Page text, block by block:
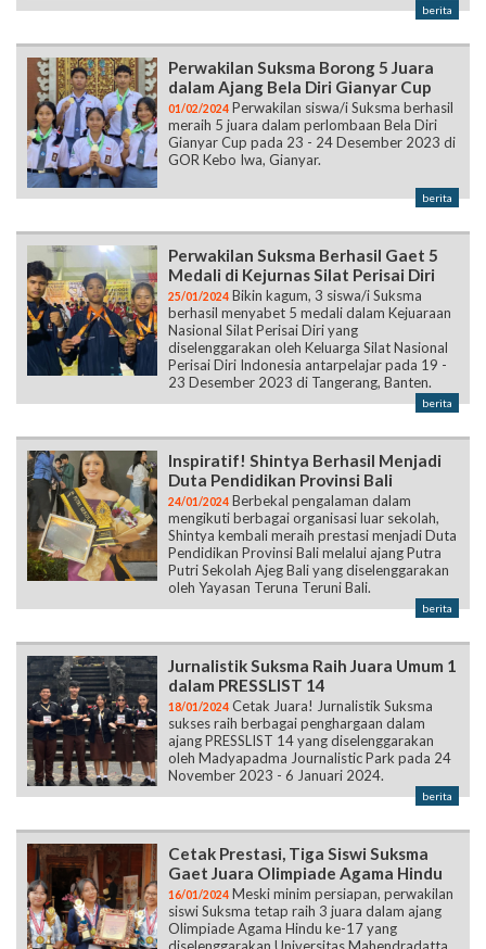
berita
Perwakilan Suksma Borong 5 Juara
dalam Ajang Bela Diri Gianyar Cup
01/02/2024 Perwakilan siswa/i Suksma berhasil
meraih 5 juara dalam perlombaan Bela Diri
Gianyar Cup pada 23 - 24 Desember 2023 di
GOR Kebo Iwa, Gianyar.
berita
Perwakilan Suksma Berhasil Gaet 5
Medali di Kejurnas Silat Perisai Diri
25/01/2024 Bikin kagum, 3 siswa/i Suksma
berhasil menyabet 5 medali dalam Kejuaraan
Nasional Silat Perisai Diri yang
diselenggarakan oleh Keluarga Silat Nasional
Perisai Diri Indonesia antarpelajar pada 19 -
23 Desember 2023 di Tangerang, Banten.
berita
Inspiratif! Shintya Berhasil Menjadi
Duta Pendidikan Provinsi Bali
24/01/2024 Berbekal pengalaman dalam
mengikuti berbagai organisasi luar sekolah,
Shintya kembali meraih prestasi menjadi Duta
Pendidikan Provinsi Bali melalui ajang Putra
Putri Sekolah Ajeg Bali yang diselenggarakan
oleh Yayasan Teruna Teruni Bali.
berita
Jurnalistik Suksma Raih Juara Umum 1
dalam PRESSLIST 14
18/01/2024 Cetak Juara! Jurnalistik Suksma
sukses raih berbagai penghargaan dalam
ajang PRESSLIST 14 yang diselenggarakan
oleh Madyapadma Journalistic Park pada 24
November 2023 - 6 Januari 2024.
berita
Cetak Prestasi, Tiga Siswi Suksma
Gaet Juara Olimpiade Agama Hindu
16/01/2024 Meski minim persiapan, perwakilan
siswi Suksma tetap raih 3 juara dalam ajang
Olimpiade Agama Hindu ke-17 yang